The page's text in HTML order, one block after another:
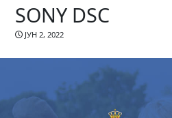
SONY DSC
ЈУН 2, 2022